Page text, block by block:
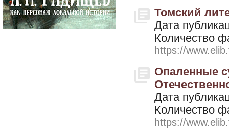
Томский
Дата
Количество
https://
Опаленные
Дата
Количество
https://